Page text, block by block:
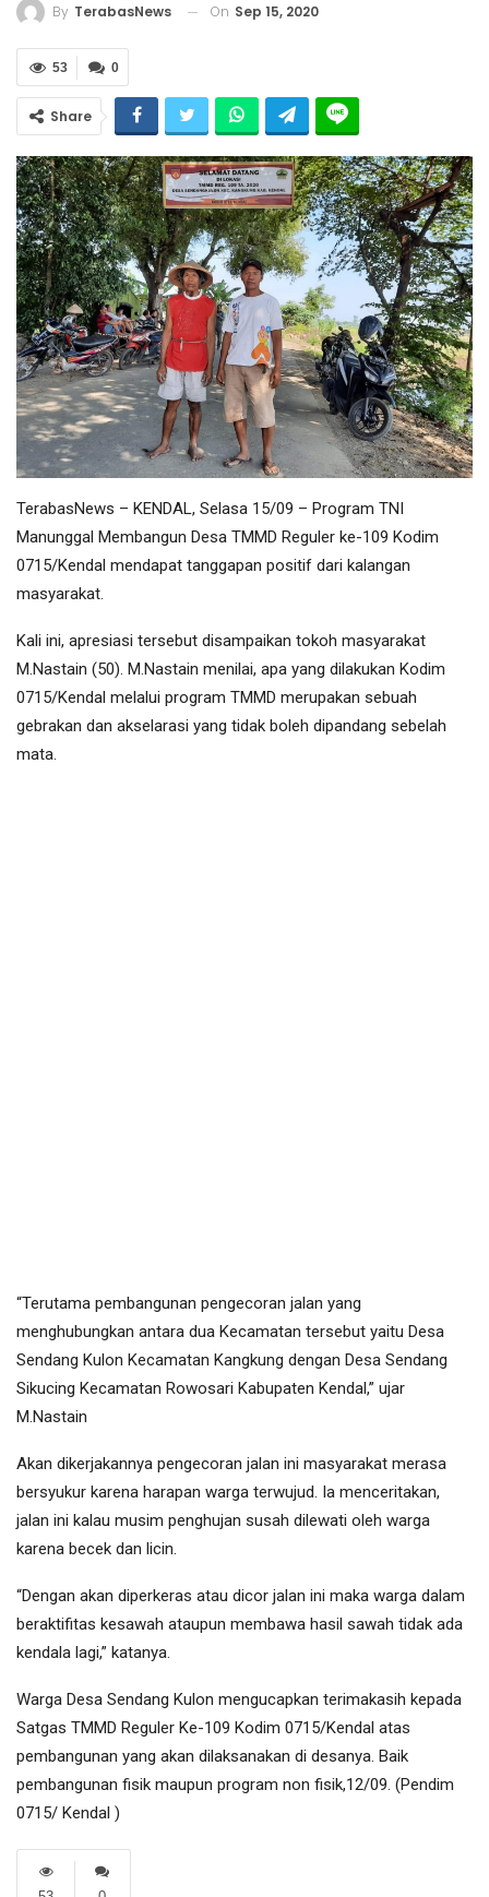
By TerabasNews On Sep 15, 2020
0
53
Share
TerabasNews – KENDAL, Selasa 15/09 – Program TNI
Manunggal Membangun Desa TMMD Reguler ke-109 Kodim
0715/Kendal mendapat tanggapan positif dari kalangan
masyarakat.
Kali ini, apresiasi tersebut disampaikan tokoh masyarakat
M.Nastain (50). M.Nastain menilai, apa yang dilakukan Kodim
0715/Kendal melalui program TMMD merupakan sebuah
gebrakan dan akselarasi yang tidak boleh dipandang sebelah
mata.
“Terutama pembangunan pengecoran jalan yang
menghubungkan antara dua Kecamatan tersebut yaitu Desa
Sendang Kulon Kecamatan Kangkung dengan Desa Sendang
Sikucing Kecamatan Rowosari Kabupaten Kendal,” ujar
M.Nastain
Akan dikerjakannya pengecoran jalan ini masyarakat merasa
bersyukur karena harapan warga terwujud. Ia menceritakan,
jalan ini kalau musim penghujan susah dilewati oleh warga
karena becek dan licin.
“Dengan akan diperkeras atau dicor jalan ini maka warga dalam
beraktifitas kesawah ataupun membawa hasil sawah tidak ada
kendala lagi,” katanya.
Warga Desa Sendang Kulon mengucapkan terimakasih kepada
Satgas TMMD Reguler Ke-109 Kodim 0715/Kendal atas
pembangunan yang akan dilaksanakan di desanya. Baik
pembangunan fisik maupun program non fisik,12/09. (Pendim
0715/ Kendal )